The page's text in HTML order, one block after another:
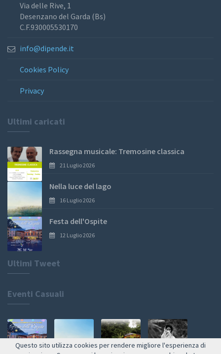
Via delle Rive, 1
Desenzano del Garda (Bs)
C.F.930005530170
info@dipende.it
Cookies Policy
Privacy
Ultimi caricati
Rassegna musicale: Tremosine classica
21 Luglio 2026
Nella luce del lago
16 Luglio 2026
Festa dell'Ospite
12 Luglio 2026
Ultimi Tweet
Eventi Casuali
Questo sito utilizza cookies per rendere migliore l'esperienza di